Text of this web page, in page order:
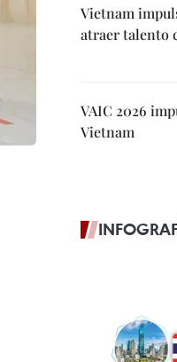
Vietnam
atraer talento
VAIC 2026
Vietnam